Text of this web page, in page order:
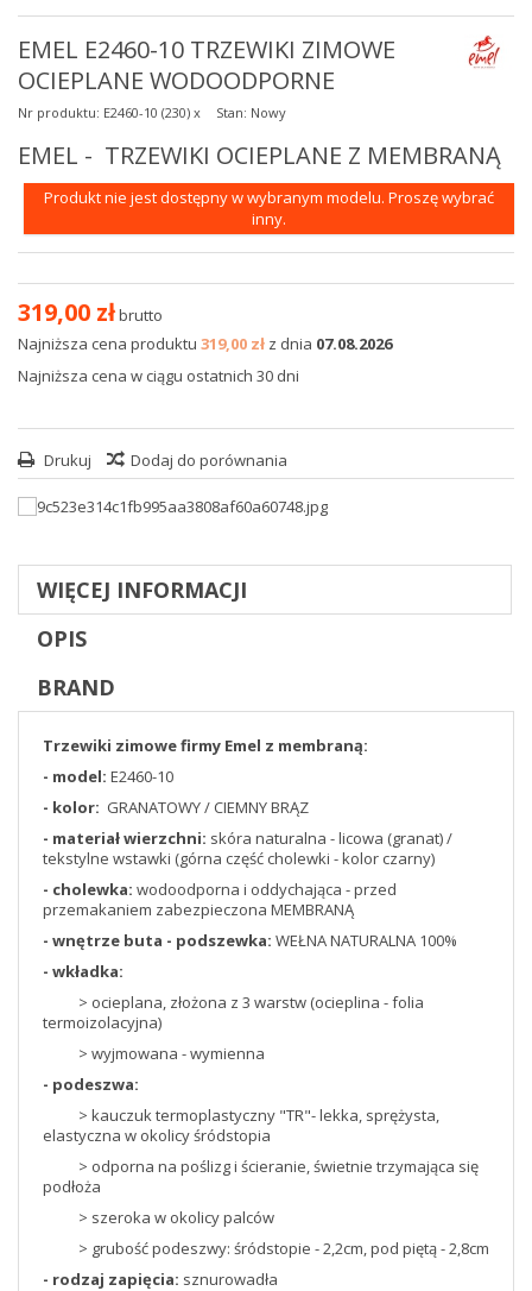
EMEL E2460-10 TRZEWIKI ZIMOWE
OCIEPLANE WODOODPORNE
Nr produktu: E2460-10 (230) x Stan: Nowy
EMEL - TRZEWIKI OCIEPLANE Z MEMBRANĄ
Produkt nie jest dostępny w wybranym modelu. Proszę wybrać
inny.
319,00 złbrutto
Najniższa cena produktu 319,00 zł z dnia 07.08.2026
Najniższa cena w ciągu ostatnich 30 dni
Drukuj Dodaj do porównania
WIĘCEJ INFORMACJI
OPIS
BRAND
Trzewiki zimowe firmy Emel z membraną:
- model: E2460-10
- kolor: GRANATOWY / CIEMNY BRĄZ
- materiał wierzchni: skóra naturalna - licowa (granat) /
tekstylne wstawki (górna część cholewki - kolor czarny)
- cholewka: wodoodporna i oddychająca - przed
przemakaniem zabezpieczona MEMBRANĄ
- wnętrze buta - podszewka: WEŁNA NATURALNA 100%
- wkładka:
> ocieplana, złożona z 3 warstw (ocieplina - folia
termoizolacyjna)
> wyjmowana - wymienna
- podeszwa:
> kauczuk termoplastyczny "TR"- lekka, sprężysta,
elastyczna w okolicy śródstopia
> odporna na poślizg i ścieranie, świetnie trzymająca się
podłoża
> szeroka w okolicy palców
> grubość podeszwy: śródstopie - 2,2cm, pod piętą - 2,8cm
- rodzaj zapięcia: sznurowadła